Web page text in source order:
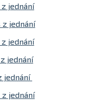
jednání
z jednání
jednání
jednání
jednání
z jednání